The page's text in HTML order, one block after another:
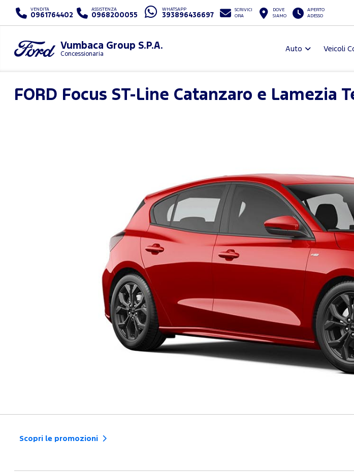
VENDITA
0961764402
ASSISTENZA
0968200055
WHATSAPP
393896436697
SCRIVICI
ORA
DOVE
SIAMO
APERTO
ADESSO
Vumbaca Group S.P.A.
Concessionaria
Auto Veicoli
FORD Focus ST-Line Catanzaro e Lamezia
Scopri le promozioni